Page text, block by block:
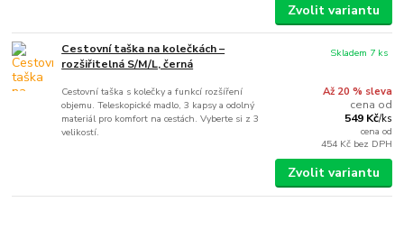
Zvolit variantu
Cestovní taška na kolečkách –
rozšiřitelná S/M/L, černá
Cestovní taška s kolečky a funkcí rozšíření
objemu. Teleskopické madlo, 3 kapsy a odolný
materiál pro komfort na cestách. Vyberte si z 3
velikostí.
Až 20 % sleva
cena od
549 Kč/ks
cena od
454 Kč bez DPH
Skladem 7 ks
Zvolit variantu